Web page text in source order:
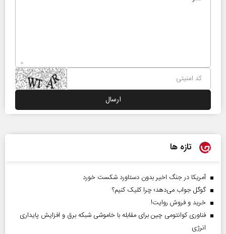
تازه ها
آمریکا در جنگ اخیر بدون دستاورد شکست خورد
گوگل جواب می‌دهد؛ چرا کلیک کنیم؟
خرید و فروش روایت!
فناوری کوانتومی چین برای مقابله با خاموشی شبکه برق و افزایش پایداری
انرژی